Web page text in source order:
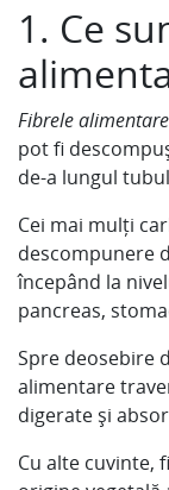
1. Ce
Fibrele alimentare
pot fi
de-a lungul
Cei mai mulți
descompunere
începând la
pancreas,
Spre deosebire
alimentare
digerate și
Cu alte cuvinte,